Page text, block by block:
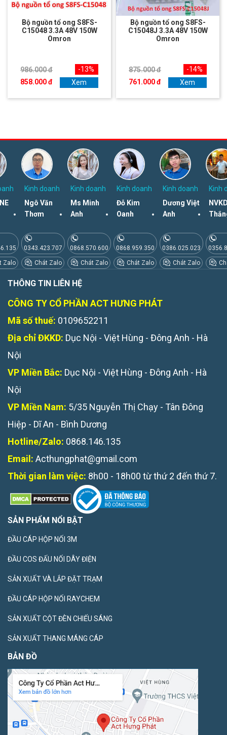
Bộ nguồn tổ ong S8FS-
C15048 3.3A 48V 150W
Omron
986.000 đ
858.000 đ
-13%
Xem
Bộ nguồn tổ ong S8FS-
C15048J 3.3A 48V 150W
Omron
875.000 đ
761.000 đ
-14%
Xem
Zalo
Kinh doanh
Ngô Văn
Thơm
0343.423.707
Chát Zalo
Kinh doanh
Ms Minh
Anh
0868.570.600
Chát Zalo
Kinh doanh
Đỗ Kim
Oanh
0868.959.350
Chát Zalo
Kinh doanh
Dương Việt
Anh
0386.025.023
Chát Zalo
Kinh
THÔNG TIN LIÊN HỆ
CÔNG TY CỔ PHẦN ACT HƯNG PHÁT
Mã số thuế: 0109652211
Địa chỉ ĐKKD: Dục Nội - Việt Hùng - Đông Anh - Hà
Nội
VP Miền Bắc: Dục Nội - Việt Hùng - Đông Anh - Hà
Nội
VP Miền Nam: 5/35 Nguyễn Thị Chạy - Tân Đông
Hiệp - Dĩ An - Bình Dương
Hotline/Zalo: 0868.146.135
Email: Acthungphat@gmail.com
Thời gian làm việc: 8h00 - 18h00 từ thứ 2 đến thứ 7.
SẢN PHẨM NỔI BẬT
ĐẦU CÁP HỘP NỐI 3M
ĐẦU COS ĐẤU NỐI DÂY ĐIỆN
SẢN XUẤT VÀ LẮP ĐẶT TRẠM
ĐẦU CÁP HỘP NỐI RAYCHEM
SẢN XUẤT CỘT ĐÈN CHIẾU SÁNG
SẢN XUẤT THANG MÁNG CÁP
BẢN ĐỒ